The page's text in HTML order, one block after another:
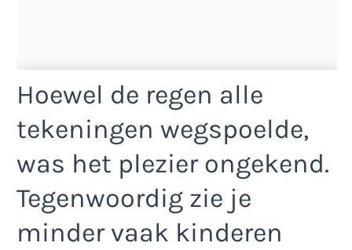
Hoewel de regen alle
tekeningen wegspoelde,
was het plezier ongekend.
Tegenwoordig zie je
minder vaak kinderen